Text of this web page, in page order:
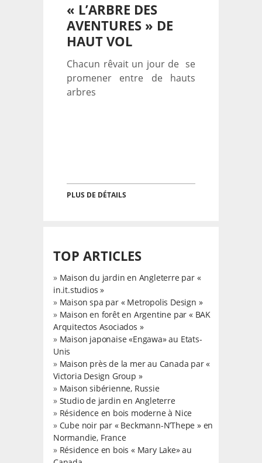
« L’ARBRE DES
AVENTURES » DE
HAUT VOL
Chacun rêvait un jour de se
promener entre de hauts
arbres
PLUS DE DÉTAILS
TOP ARTICLES
» Maison du jardin en Angleterre par «
in.it.studios »
» Maison spa par « Metropolis Design »
» Maison en forêt en Argentine par « BAK
Arquitectos Asociados »
» Maison japonaise «Engawa» au Etats-
Unis
» Maison près de la mer au Canada par «
Victoria Design Group »
» Maison sibérienne, Russie
» Studio de jardin en Angleterre
» Résidence en bois moderne à Nice
» Cube noir par « Beckmann-N’Thepe » en
Normandie, France
» Résidence en bois « Mary Lake» au